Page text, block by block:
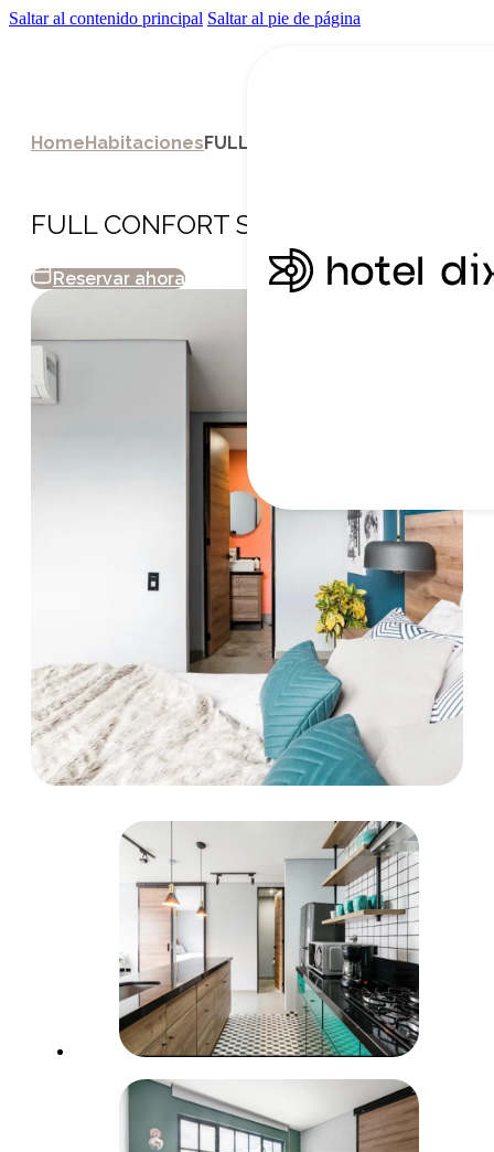
Saltar al contenido principal Saltar al pie de página
HomeHabitacionesFULL CONFORT SUITE
FULL CONFORT SUITE
Reservar ahora